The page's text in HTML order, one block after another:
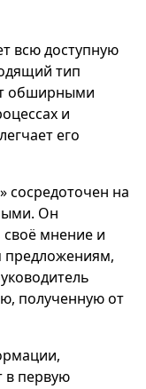
всю доступную
тип
обширными
и
его
» сосредоточен на
Он
мнение и
предложениям,
полученную от
в первую